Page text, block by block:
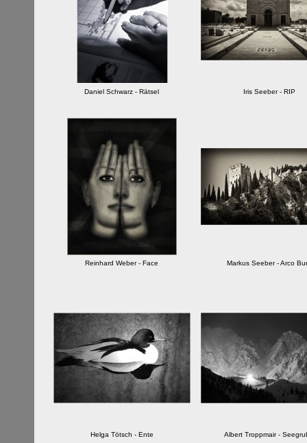
Daniel Schwarz - Rätsel Iris Seeber - RIP
Reinhard Weber - Face Markus Seeber - Arco
Helga Tötsch - Ente Albert Troppmair -